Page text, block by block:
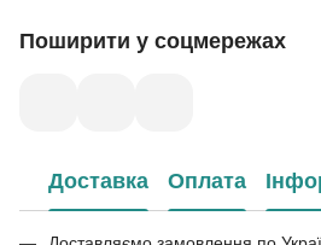
Поширити у соцмережах
Доставка Оплата